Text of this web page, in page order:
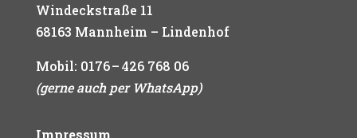
Windeckstraße 11
68163 Mannheim – Lindenhof
Mobil: 0176 – 426 768 06
(gerne auch per WhatsApp)
Impressum